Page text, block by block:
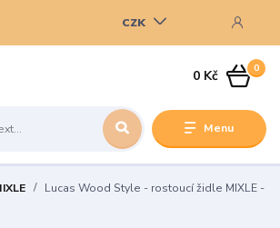
Menu
CZK
0
0 Kč
Lucas Wood Style - rostoucí židle MIXLE -